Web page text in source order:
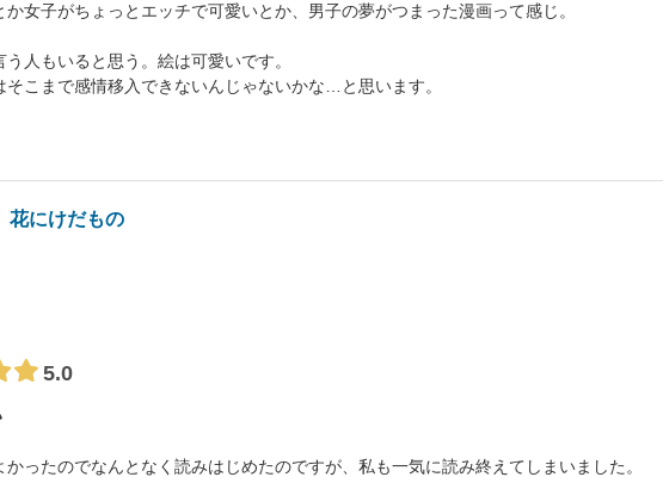
か女子がちょっとエッチで可愛いとか、男子の夢がつまった漫画って感じ。
人もいると思う。絵は可愛いです。
そこまで感情移入できないんじゃないかな…と思います。
花にけだもの
5.0
かったのでなんとなく読みはじめたのですが、私も一気に読み終えてしまいました。